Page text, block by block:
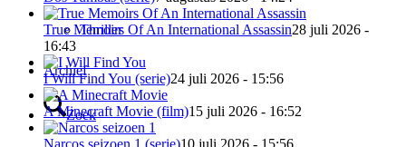
Thriller
Archief
Zoek
True Memoirs Of An International Assassin28 juli 2026 -
16:43
I Will Find You (serie)24 juli 2026 - 15:56
A Minecraft Movie (film)15 juli 2026 - 16:52